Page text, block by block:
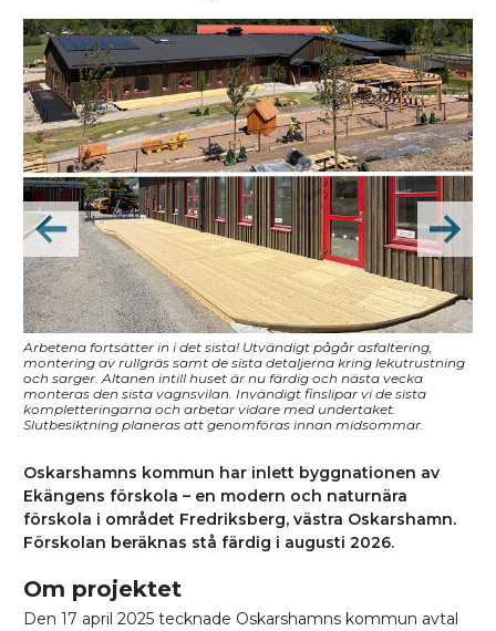
Arbetena fortsätter in i det sista! Utvändigt pågår asfaltering,
montering av rullgräs samt de sista detaljerna kring lekutrustning
och sarger. Altanen intill huset är nu färdig och nästa vecka
monteras den sista vagnsvilan. Invändigt finslipar vi de sista
kompletteringarna och arbetar vidare med undertaket.
Slutbesiktning planeras att genomföras innan midsommar.
Oskarshamns kommun har inlett byggnationen av
Ekängens förskola – en modern och naturnära
förskola i området Fredriksberg, västra Oskarshamn.
Förskolan beräknas stå färdig i augusti 2026.
Om projektet
Den 17 april 2025 tecknade Oskarshamns kommun avtal